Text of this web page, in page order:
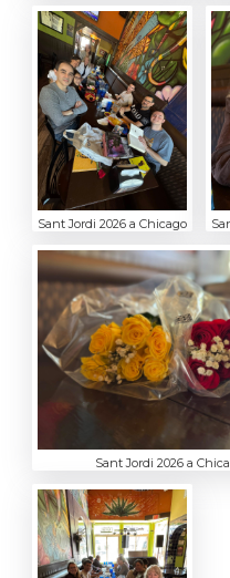
Sant Jordi 2026 a Chicago
Sant Jordi 2026 a